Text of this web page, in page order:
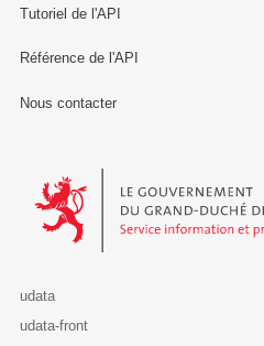
Tutoriel de l'API
Référence de l'API
Nous contacter
Le Gouvernement du Grand-
udata
udata-front